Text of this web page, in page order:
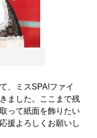
、ミスSPA!ファイ
ました。ここまで残
って紙面を飾りたい
援よろしくお願いし